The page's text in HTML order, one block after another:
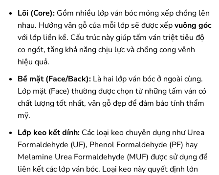
Lõi (Core):Gồm nhiều lớp ván bóc mỏng xếp chồng lên
nhau. Hướng vân gỗ của mỗi lớp sẽ được xếpvuông góc
với lớp liền kề. Cấu trúc này giúp tấm ván triệt tiêu độ
co ngót, tăng khả năng chịu lực và chống cong vênh
hiệu quả.
Bề mặt (Face/Back):Là hai lớp ván bóc ở ngoài cùng.
Lớp mặt (Face) thường được chọn từ những tấm ván có
chất lượng tốt nhất, vân gỗ đẹp để đảm bảo tính thẩm
mỹ.
Lớp keo kết dính:Các loại keo chuyên dụng như Urea
Formaldehyde (UF), Phenol Formaldehyde (PF) hay
Melamine Urea Formaldehyde (MUF) được sử dụng để
liên kết các lớp ván bóc. Loại keo này quyết định lớn